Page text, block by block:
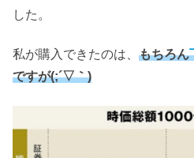
した。
私が購入できたのは、 もちろん
ですが(;´▽｀)